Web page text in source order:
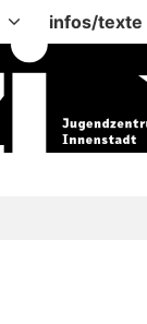
infos/texte